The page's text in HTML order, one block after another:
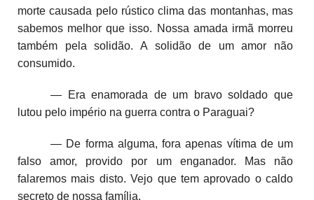
morte causada pelo rústico clima das montanhas, mas
sabemos melhor que isso. Nossa amada irmã morreu
também pela solidão. A solidão de um amor não
consumido.
— Era enamorada de um bravo soldado que
lutou pelo império na guerra contra o Paraguai?
— De forma alguma, fora apenas vítima de um
falso amor, provido por um enganador. Mas não
falaremos mais disto. Vejo que tem aprovado o caldo
secreto de nossa família.